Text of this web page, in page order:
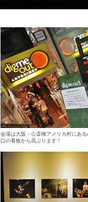
会場は大阪・心斎橋アメリカ村にあ
口の看板から高ぶります！